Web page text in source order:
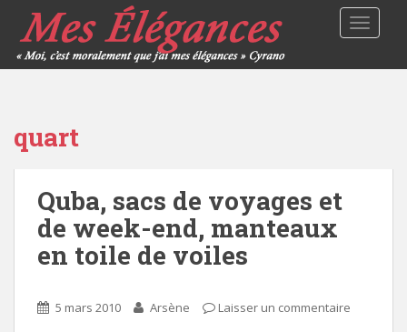
quart
Quba, sacs de voyages et
de week-end, manteaux
en toile de voiles
5 mars 2010 Arsène Laisser un commentaire